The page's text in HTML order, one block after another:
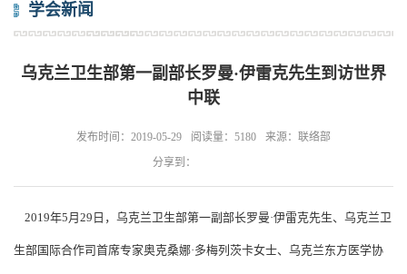
学会新闻
乌克兰卫生部第一副部长罗曼·伊雷克先生到访世界
中联
发布时间：2019-05-29 阅读量：5180
来源：联络部
分享到：
2019年5月29日，乌克兰卫生部第一副部长罗曼·伊雷克先生、乌克兰卫
生部国际合作司首席专家奥克桑娜·多梅列茨卡女士、乌克兰东方医学协